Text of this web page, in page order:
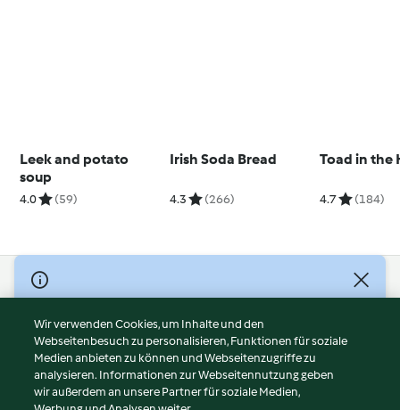
Leek and potato
soup
4.0 (59)
Irish Soda Bread
4.3 (266)
Toad in the
4.7 (184)
© Copyright 2026
Nutzungsbedingungen
Datenschutzrichtlinien
Disclaimer
Impressum
Wir verwenden Cookies, um Inhalte und den
Webseitenbesuch zu personalisieren, Funktionen für soziale
Medien anbieten zu können und Webseitenzugriffe zu
analysieren. Informationen zur Webseitennutzung geben
wir außerdem an unsere Partner für soziale Medien,